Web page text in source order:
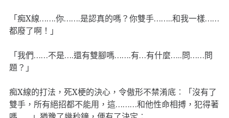
「痴X線…….你…….是認真的嗎？你雙手……..和我一樣……
都廢了啊！」
「我們……不是….還有雙腳嗎…….有…有什麼…..問……問
題？」
痴X線的打法，死X梗的決心，令傲形不禁淆底︰「沒有了
雙手，所有絕招都不能用，這………和他性命相搏，犯得著